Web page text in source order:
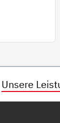
Unsere